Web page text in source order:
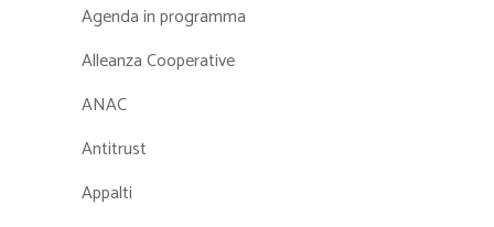
Agenda in programma
Alleanza Cooperative
ANAC
Antitrust
Appalti